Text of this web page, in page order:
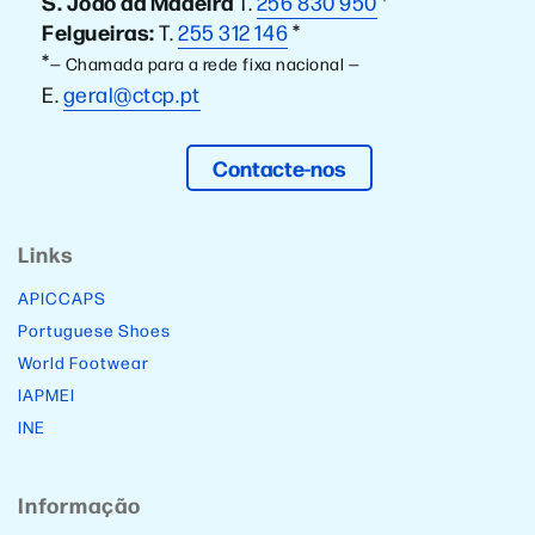
Felgueiras:T.255 312 146*
*— Chamada para a rede fixa nacional —
E.geral@ctcp.pt
Contacte-nos
Links
APICCAPS
Portuguese Shoes
World Footwear
IAPMEI
INE
Informação